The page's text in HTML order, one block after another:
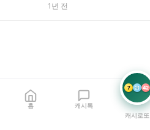
1년 전
홈 캐시톡
7 21 42
캐시로또